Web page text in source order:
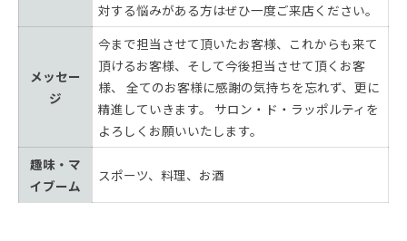
対する悩みがある方はぜひ一度ご来店ください。
メッセー
ジ
今まで担当させて頂いたお客様、これからも来て
頂けるお客様、そして今後担当させて頂くお客
様、 全てのお客様に感謝の気持ちを忘れず、更に
精進していきます。 サロン・ド・ラッポルティを
よろしくお願いいたします。
趣味・マ
イブーム
スポーツ、料理、お酒